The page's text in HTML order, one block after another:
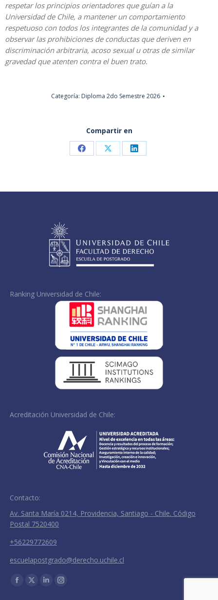
respetar los principios orientadores que guían a la
Universidad de Chile, a mantener un comportamiento
respetuoso con todos los integrantes de la comunidad y a
observar las prohibiciones de conductas que deriven en
discriminación arbitraria, acoso sexual u otras de similar
gravedad que atenten contra el buen trato.
Categoría: Diploma 2do Semestre 2026
Compartir en
Share Share Share
Ranking Universidad de Chile:
Acreditación Universidad de Chile:
Contacto:
Av. Santa María 0214, Providencia, Santiago - Chile. Código
Postal 7520400
+56229772609
escuelapostgrado@derecho.uchile.cl
Encuéntranos en:
Facebook
X
LinkedinInstagram